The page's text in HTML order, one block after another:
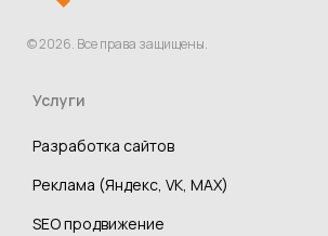
© 2026. Все права защищены.
Услуги
Разработка сайтов
Реклама (Яндекс, VK, MAX)
SEO продвижение